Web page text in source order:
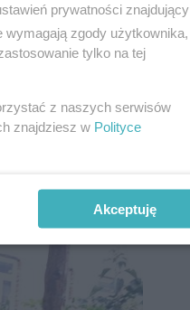
8
prywatności znajdujący
wymagają zgody użytkownika,
tylko na tej
z naszych serwisów
znajdziesz w Polityce
Akceptuję